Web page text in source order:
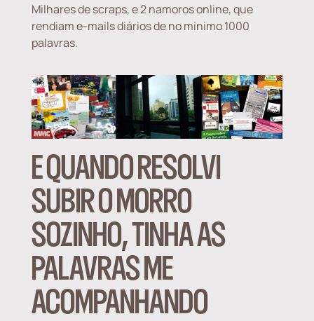
Milhares de scraps, e 2 namoros online, que
rendiam e-mails diários de no minimo 1000
palavras.
E QUANDO RESOLVI
SUBIR O MORRO
SOZINHO, TINHA AS
PALAVRAS ME
ACOMPANHANDO